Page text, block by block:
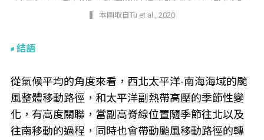
▍ 本圖取自Tu et al., 2020
結語
從氣候平均的角度來看，西北太平洋-南海海域的颱
風整體移動路徑，和太平洋副熱帶高壓的季節性變
化，有高度關聯，當副高脊線位置隨季節往北以及
往南移動的過程，同時也會帶動颱風移動路徑的轉